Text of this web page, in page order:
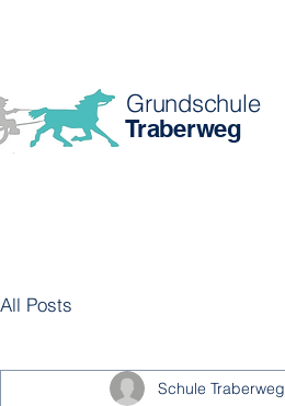
Grundschule
Traberweg
All Posts
Schule Traberweg